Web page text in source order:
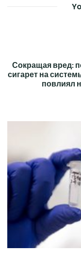
Сокращая вред:
сигарет на
повлиял